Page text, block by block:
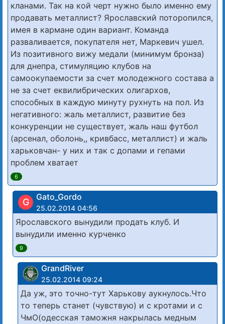
кланами. Так на кой черт нужно было именно ему
продавать металлист? Ярославский поторопился,
имея в кармане один вариант. Команда
разваливается, покупателя нет, Маркевич ушел.
Из позитивного вижу медали (минимум бронза)
для днепра, стимуляцию клубов на
самоокупаемости за счет молодежного состава а
не за счет еквилибрических олигархов,
способных в каждую минуту рухнуть на пол. Из
негативного: жаль металлист, развитие без
конкуренции не существует, жаль наш футбол
(арсенал, оболонь,, кривбасс, металлист) и жаль
харьковчан- у них и так с допами и гепами
проблем хватает
6
G Gato_Gordo
25.02.2014 04:56
Ярославского вынудили продать клуб. И
вынудили именно курченко
9
GrandRiver
25.02.2014 09:24
Да уж, это точно-тут Харькову аукнулось.Что
то теперь станет (чувствую) и с кротами и с
ЧмО(одесская таможня накрылась медным